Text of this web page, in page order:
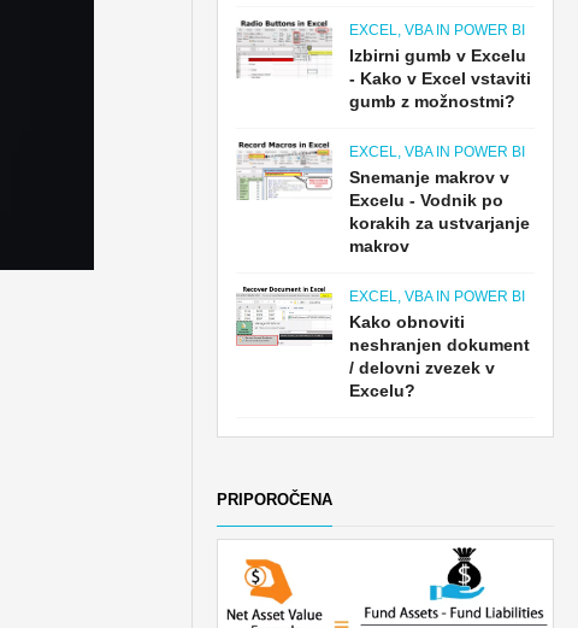
EXCEL, VBA IN POWER BI
Izbirni gumb v Excelu
- Kako v Excel vstaviti
gumb z možnostmi?
EXCEL, VBA IN POWER BI
Snemanje makrov v
Excelu - Vodnik po
korakih za ustvarjanje
makrov
EXCEL, VBA IN POWER BI
Kako obnoviti
neshranjen dokument
/ delovni zvezek v
Excelu?
PRIPOROČENA